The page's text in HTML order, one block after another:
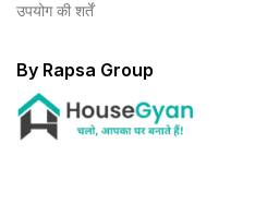
उपयोग की शर्तें
By Rapsa Group